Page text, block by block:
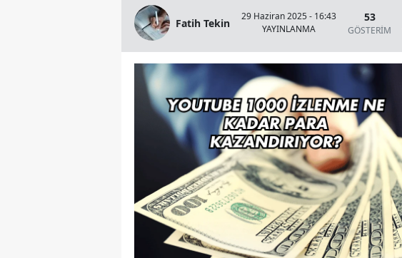
Fatih Tekin
29 Haziran 2025 - 16:43
YAYINLANMA
53
GÖSTERİM